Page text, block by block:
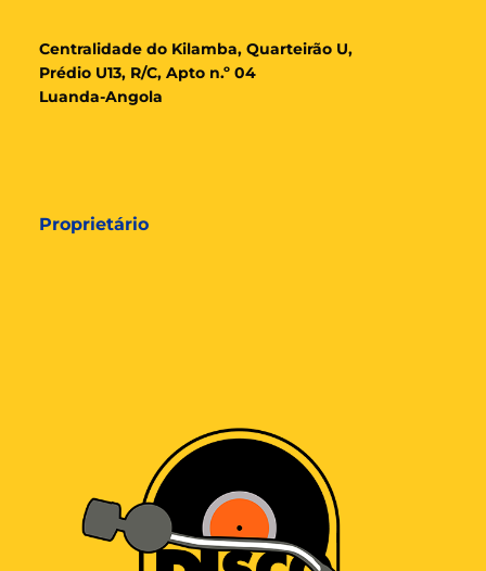
Centralidade do Kilamba, Quarteirão U,
Prédio U13, R/C, Apto n.º 04
Luanda-Angola
Proprietário